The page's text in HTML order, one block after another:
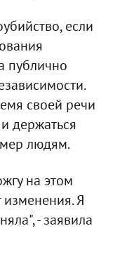
если
публично
своей речи
держаться
людям.
на этом
Я
- заявила